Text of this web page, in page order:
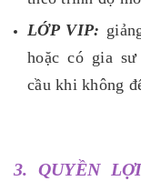
LỚP VIP:
hoặc có gia
cầu khi không
3. QUYỀN